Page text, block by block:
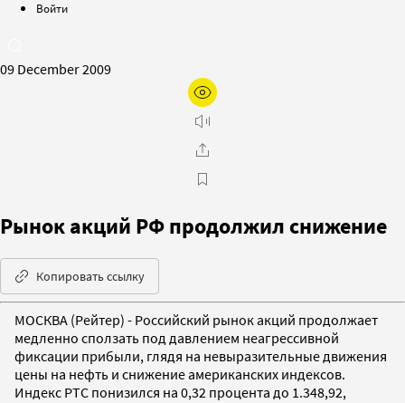
Войти
09 December 2009
Рынок акций РФ продолжил снижение
Копировать ссылку
МОСКВА (Рейтер) - Российский рынок акций продолжает
медленно сползать под давлением неагрессивной
фиксации прибыли, глядя на невыразительные движения
цены на нефть и снижение американских индексов.
Индекс РТС понизился на 0,32 процента до 1.348,92,